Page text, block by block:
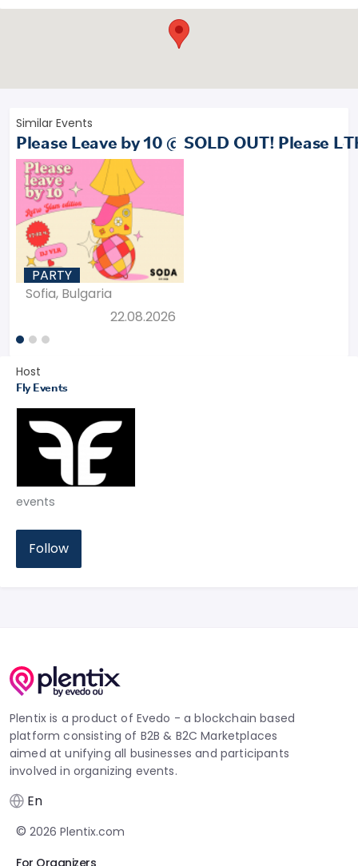
Similar Events
Please Leave by 10 @ SODA
PARTY
Sofia, Bulgaria
22.08.2026
SOLD OUT! Please
Host
Fly Events
events
Follow
Plentix is a product of Evedo - a blockchain based
platform consisting of B2B & B2C Marketplaces
aimed at unifying all businesses and participants
involved in organizing events.
En
© 2026 Plentix.com
For Organizers